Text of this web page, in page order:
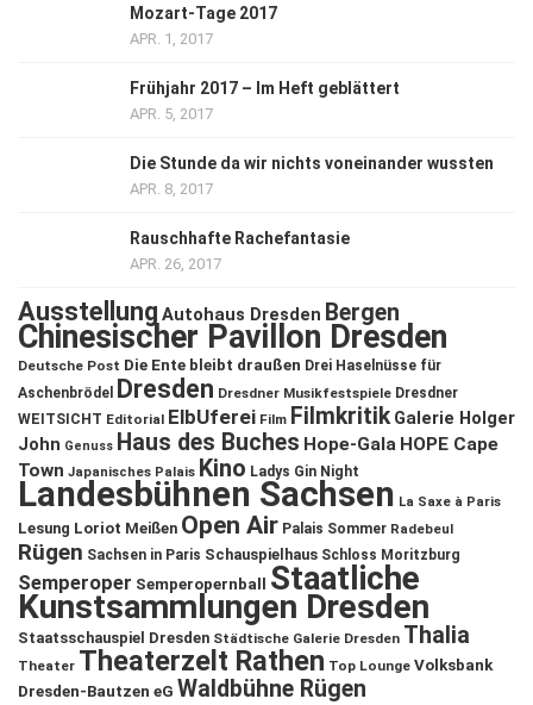
Mozart-Tage 2017
APR. 1, 2017
Frühjahr 2017 – Im Heft geblättert
APR. 5, 2017
Die Stunde da wir nichts voneinander wussten
APR. 8, 2017
Rauschhafte Rachefantasie
APR. 26, 2017
Ausstellung Autohaus Dresden Bergen
Chinesischer Pavillon Dresden
Deutsche Post Die Ente bleibt draußen Drei Haselnüsse für
Aschenbrödel
Dresden Dresdner Musikfestspiele Dresdner
WEITSICHT Editorial ElbUferei Film Filmkritik Galerie Holger
John Genuss Haus des Buches Hope-Gala HOPE Cape
Town Japanisches Palais Kino Ladys Gin Night
Landesbühnen Sachsen La Saxe à Paris
Lesung Loriot Meißen Open Air Palais Sommer Radebeul
Rügen Sachsen in Paris Schauspielhaus Schloss Moritzburg
Semperoper Semperopernball Staatliche
Kunstsammlungen Dresden
Staatsschauspiel Dresden Städtische Galerie Dresden Thalia
Theater Theaterzelt Rathen Top Lounge Volksbank
Dresden-Bautzen eG Waldbühne Rügen